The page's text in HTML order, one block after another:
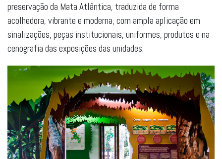
preservação da Mata Atlântica, traduzida de forma
acolhedora, vibrante e moderna, com ampla aplicação em
sinalizações, peças institucionais, uniformes, produtos e na
cenografia das exposições das unidades.